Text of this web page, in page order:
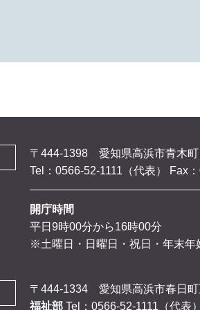
〒444-1398 愛知県高浜市青木町
Tel：0566-52-1111（代表）
Fax
開庁時間
平日9時00分から16時00分
※土曜日・日曜日・祝日・年末
〒444-1334 愛知県高浜市春日町
福祉部 Tel：0566-52-1111（代表）